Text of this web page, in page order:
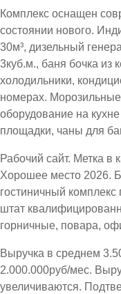
Комплекс оснащен
состоянии нового.
30м³, дизельный
3куб.м., баня бочка из
холодильники,
номерах.
оборудование на
площадки, чаны для
Рабочий сайт. Метка в
Хорошее место 2026.
гостиничный
штат
горничные, повара,
Выручка в среднем
2.000.000руб/мес.
увеличиваются.